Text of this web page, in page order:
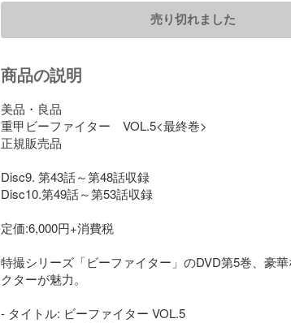
売り切れました
商品の説明
美品・良品
重甲ビーファイター　VOL.5<最終巻>
正規販売品
Disc9. 第43話～第48話収録
Disc10.第49話～第53話収録
定価:6,000円+消費税
特撮シリーズ「ビーファイター」のDVD第5巻、豪
クターが魅力。
- タイトル: ビーファイター VOL.5